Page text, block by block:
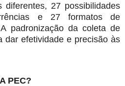
diferentes, 27 possibilidades
e 27 formatos de
padronização da coleta de
dar efetividade e precisão às
PEC?